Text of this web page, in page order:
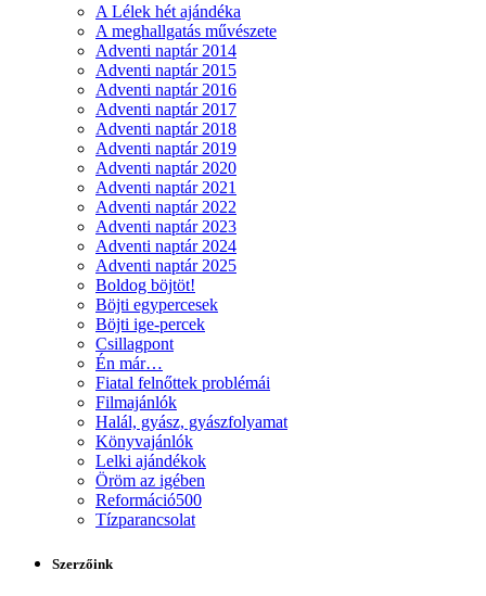
A Lélek hét ajándéka
A meghallgatás művészete
Adventi naptár 2014
Adventi naptár 2015
Adventi naptár 2016
Adventi naptár 2017
Adventi naptár 2018
Adventi naptár 2019
Adventi naptár 2020
Adventi naptár 2021
Adventi naptár 2022
Adventi naptár 2023
Adventi naptár 2024
Adventi naptár 2025
Boldog böjtöt!
Böjti egypercesek
Böjti ige-percek
Csillagpont
Én már…
Fiatal felnőttek problémái
Filmajánlók
Halál, gyász, gyászfolyamat
Könyvajánlók
Lelki ajándékok
Öröm az igében
Reformáció500
Tízparancsolat
Szerzőink